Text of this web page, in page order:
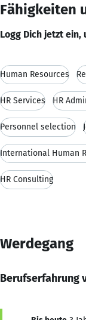
Fähigkeiten
Logg Dich jetzt ein,
Human Resources
HR Services HR
Personnel selection
International Human
HR Consulting
Werdegang
Berufserfahrung